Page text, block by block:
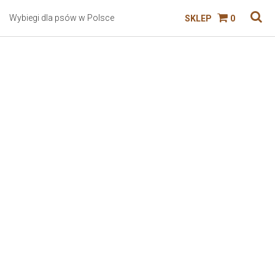
Wybiegi dla psów w Polsce SKLEP 0